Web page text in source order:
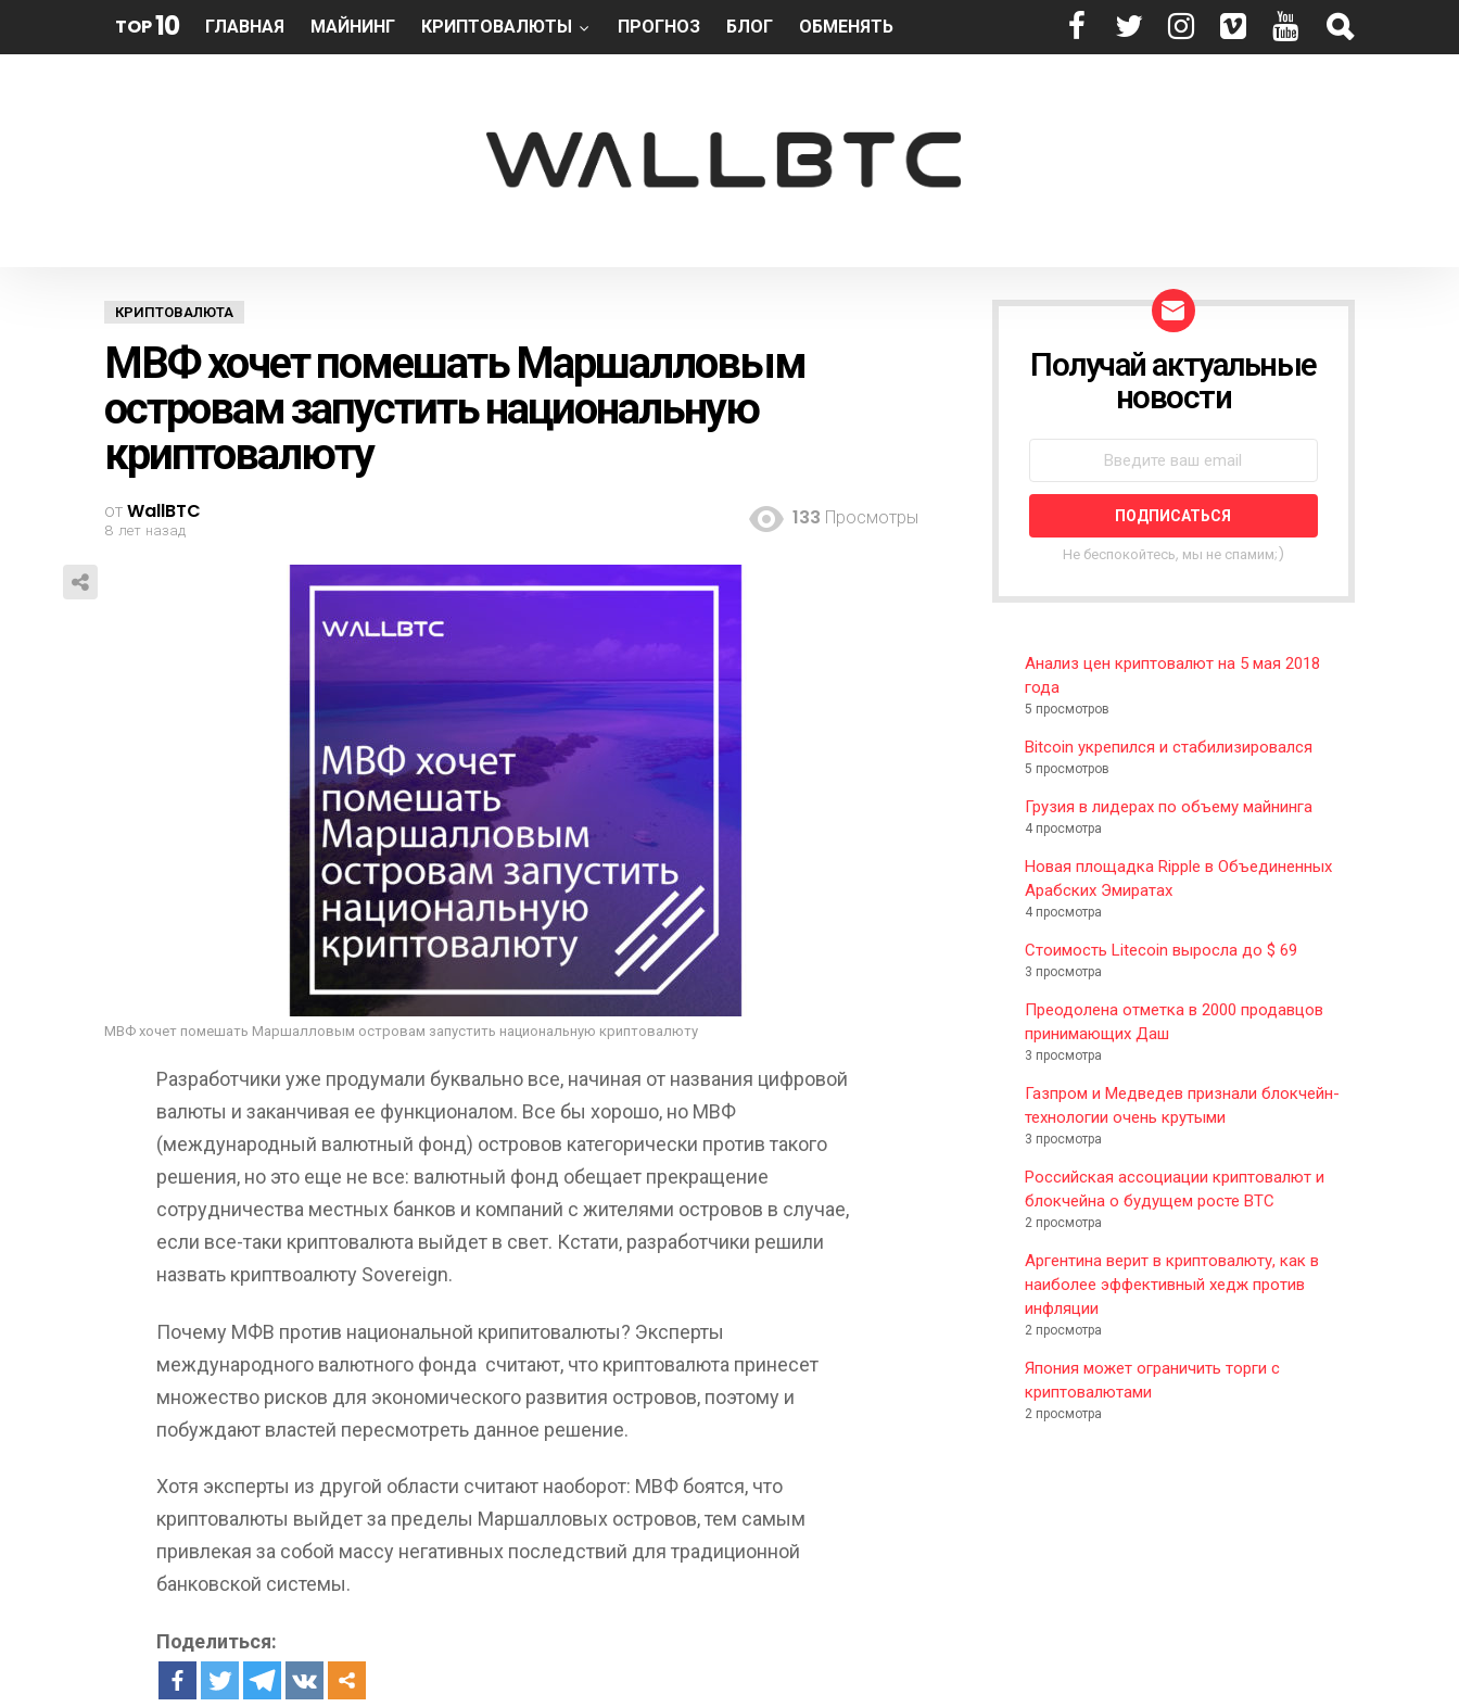
TOP10 ГЛАВНАЯ МАЙНИНГ КРИПТОВАЛЮТЫ ПРОГНОЗ БЛОГ ОБМЕНЯТЬ
КРИПТОВАЛЮТА
МВФ хочет помешать Маршалловым
островам запустить национальную
криптовалюту
отWallBTC
8 лет назад
133 Просмотры
МВФ хочет помешать Маршалловым островам запустить национальную криптовалюту
Разработчики уже продумали буквально все, начиная от названия цифровой
валюты и заканчивая ее функционалом. Все бы хорошо, но МВФ
(международный валютный фонд) островов категорически против такого
решения, но это еще не все: валютный фонд обещает прекращение
сотрудничества местных банков и компаний с жителями островов в случае,
если все-таки криптовалюта выйдет в свет. Кстати, разработчики решили
назвать криптвоалюту Sovereign.
Почему МФВ против национальной крипитовалюты? Эксперты
международного валютного фонда считают, что криптовалюта принесет
множество рисков для экономического развития островов, поэтому и
побуждают властей пересмотреть данное решение.
Хотя эксперты из другой области считают наоборот: МВФ боятся, что
криптовалюты выйдет за пределы Маршалловых островов, тем самым
привлекая за собой массу негативных последствий для традиционной
банковской системы.
Поделиться:
N
E
E
T
E
Получай актуальные
новости
Не беспокойтесь, мы не спамим;)
Анализ цен криптовалют на 5 мая 2018
года
5 просмотров
Bitcoin укрепился и стабилизировался
5 просмотров
Грузия в лидерах по объему майнинга
4 просмотра
Новая площадка Ripple в Объединенных
Арабских Эмиратах
4 просмотра
Стоимость Litecoin выросла до $ 69
3 просмотра
Преодолена отметка в 2000 продавцов
принимающих Даш
3 просмотра
Газпром и Медведев признали блокчейн-
технологии очень крутыми
3 просмотра
Российская ассоциации криптовалют и
блокчейна о будущем росте BTC
2 просмотра
Аргентина верит в криптовалюту, как в
наиболее эффективный хедж против
инфляции
2 просмотра
Япония может ограничить торги с
криптовалютами
2 просмотра